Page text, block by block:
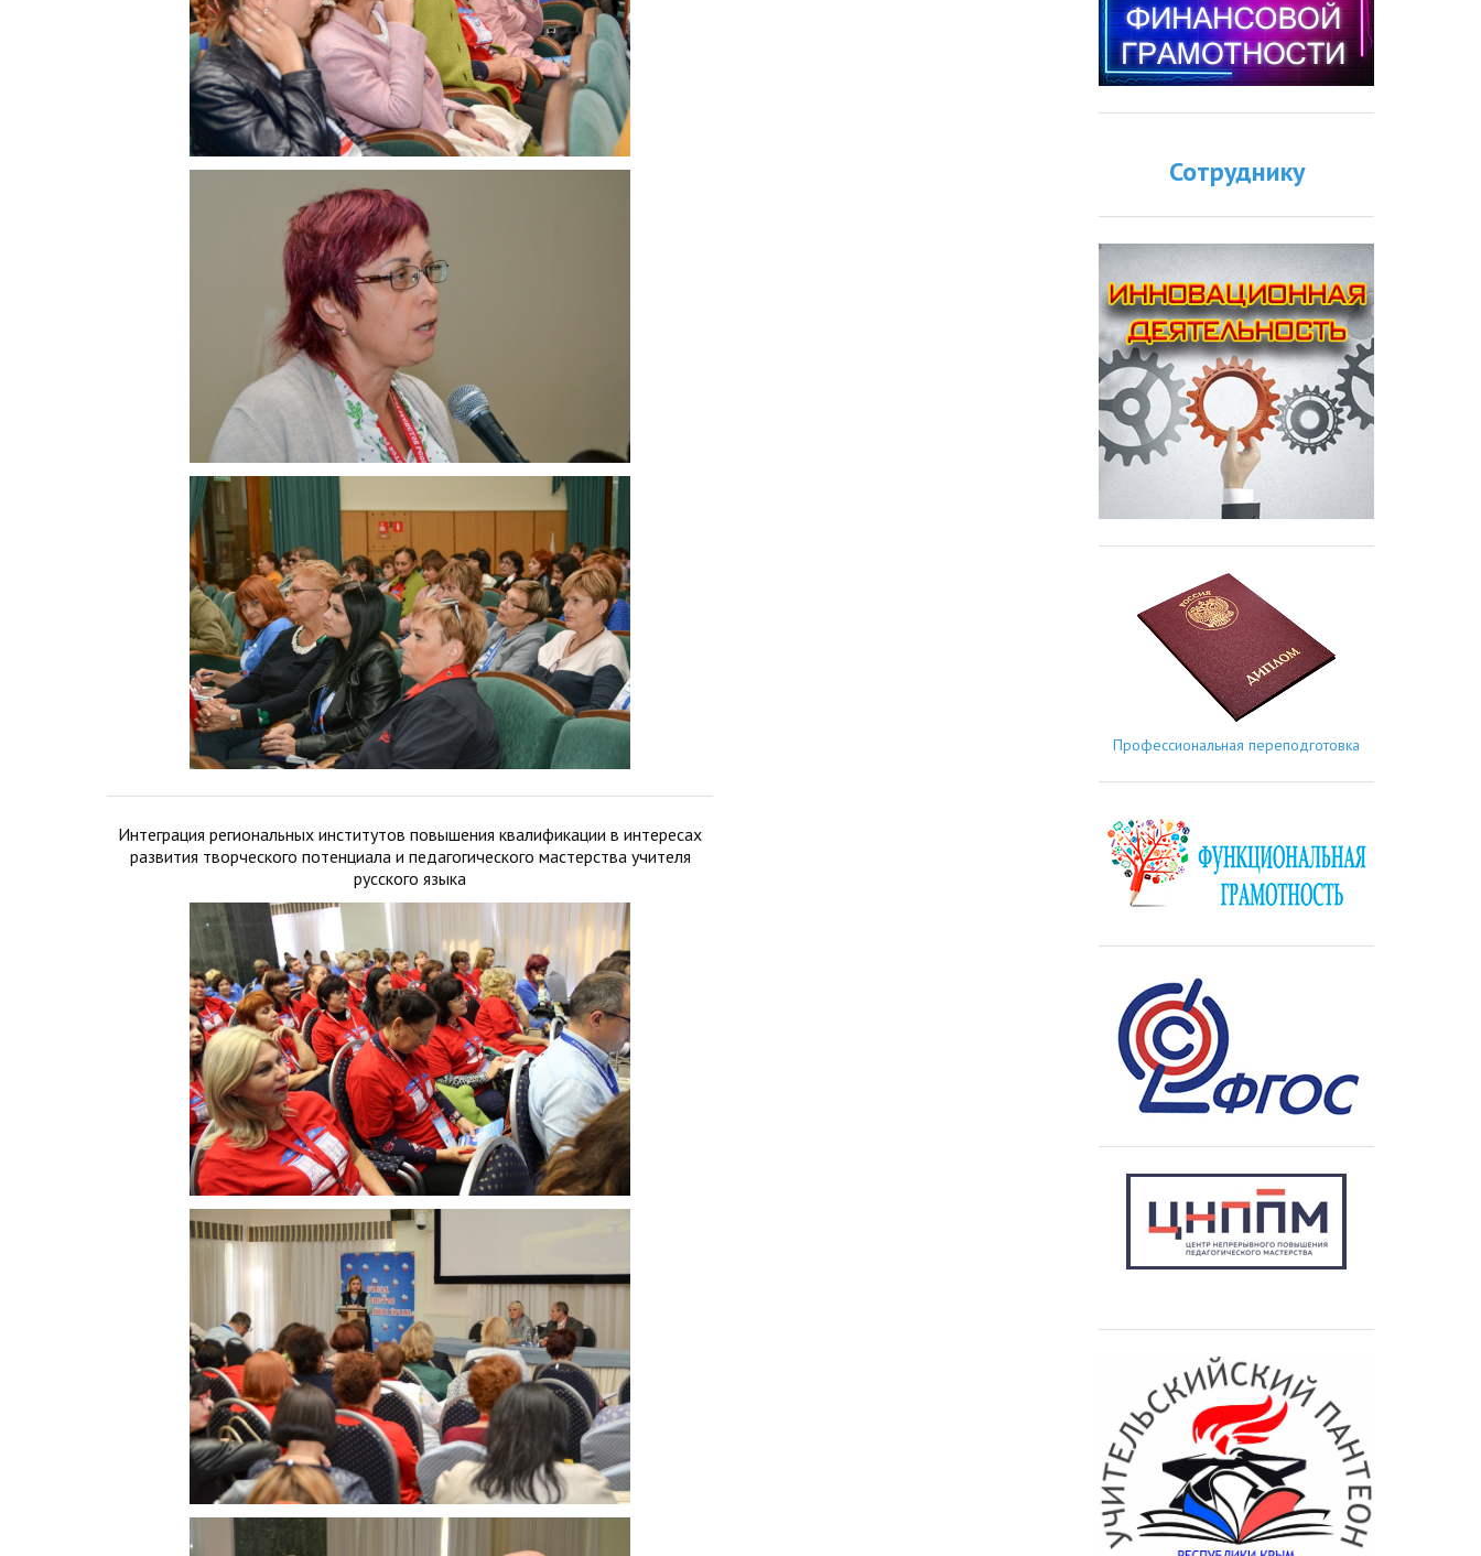
Интеграция региональных институтов повышения квалификации в интересах
развития творческого потенциала и педагогического мастерства учителя
русского языка
Сотруднику
Профессиональная переподготовка